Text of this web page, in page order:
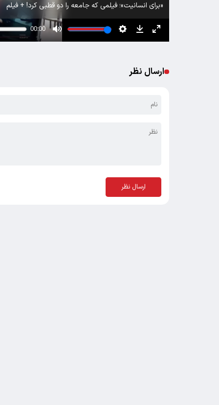
«برای انسانیت»؛ فیلمی که جامعه را دو قطبی کرد! + فیلم
ارسال نظر
ارسال نظر